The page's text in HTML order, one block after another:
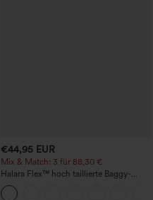
€44,95 EUR
Mix & Match: 3 für 88,30 €
Halara Flex™ hoch taillierte Baggy-
Jeans mit Taschen, weitem Bein,
stonewashed, lässig